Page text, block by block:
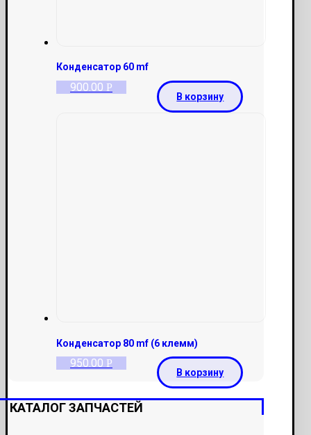
Конденсатор 60 mf
900.00 Р
В корзину
Конденсатор 80 mf (6 клемм)
950.00 Р
В корзину
КАТАЛОГ ЗАПЧАСТЕЙ